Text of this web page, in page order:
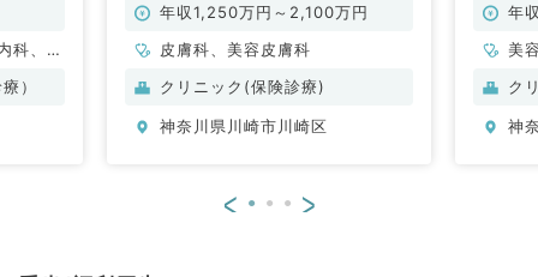
科、外
皮膚
）
年収1,250万円～2,100万円
皮膚科、美容皮膚科
クリニック(保険診療)
神奈川県川崎市川崎区
リニ年
美
ク
神
< >